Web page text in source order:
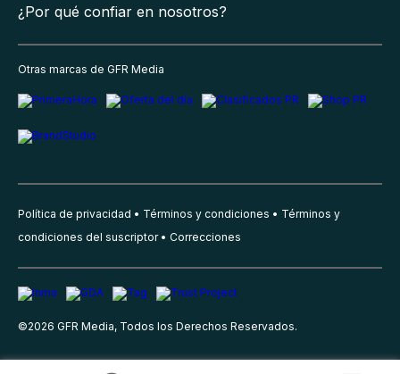
¿Por qué confiar en nosotros?
Otras marcas de GFR Media
Política de privacidad Términos y condiciones
Términos y
condiciones del suscriptor
Correcciones
©2026 GFR Media, Todos los Derechos Reservados.